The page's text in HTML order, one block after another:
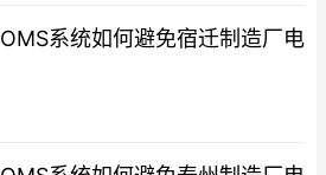
系统如何避免宿迁制造厂电